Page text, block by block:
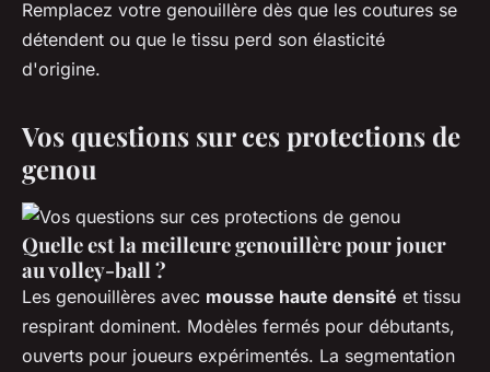
Remplacez votre genouillère dès que les coutures se
détendent ou que le tissu perd son élasticité
d'origine.
Vos questions sur ces protections de
genou
Quelle est la meilleure genouillère pour jouer
au volley-ball ?
Les genouillères avec mousse haute densité et tissu
respirant dominent. Modèles fermés pour débutants,
ouverts pour joueurs expérimentés. La segmentation